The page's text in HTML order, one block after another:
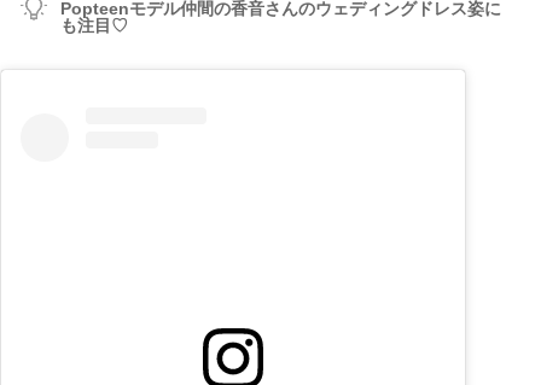
Popteenモデル仲間の香音さんのウェディングドレス姿に
も注目♡